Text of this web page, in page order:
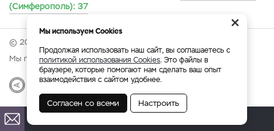
(Симферополь): 37
© 2026 Онлайн-ярмарка ВАСХНиЛ.
Мы принимаем:
Разработка|Веб-аналитика
×
Мы используем Cookies
Продолжая использовать наш сайт, вы соглашаетесь с
политикой использования Cookies. Это файлы в
браузере, которые помогают нам сделать ваш опыт
взаимодействия с сайтом удобнее.
Согласен со всеми Настроить